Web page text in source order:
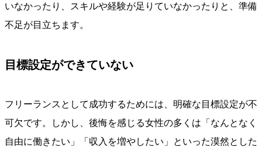
いなかったり、スキルや経験が足りていなかったりと、準備
不足が目立ちます。
目標設定ができていない
フリーランスとして成功するためには、明確な目標設定が不
可欠です。しかし、後悔を感じる女性の多くは「なんとなく
自由に働きたい」「収入を増やしたい」といった漠然とした